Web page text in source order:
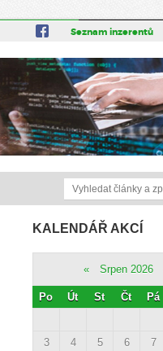
Seznam inzerentů
KALENDÁŘ AKCÍ
« Srpen 2026
Po Út St Čt Pá
3
4 5 6 7